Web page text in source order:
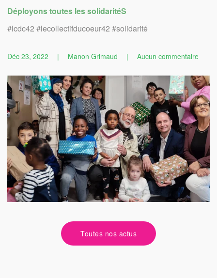
Déployons toutes les solidaritéS
#lcdc42 #lecollectifducoeur42 #solidarité
Déc 23, 2022 | Manon Grimaud | Aucun commentairesur
:
des
Toutes nos actus